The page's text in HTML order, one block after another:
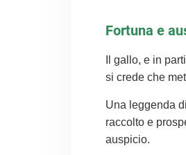
Fortuna e
Il gallo, e in
si crede che
Una leggenda
raccolto e
auspicio.